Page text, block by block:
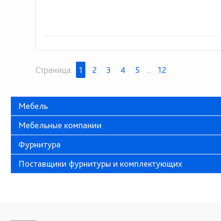
Страница: 1 2 3 4 5 ... 12
Мебель
Мебельные компании
Фурнитура
Поставщики фурнитуры и комплектующих